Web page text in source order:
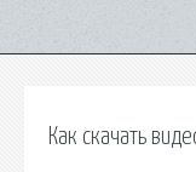
Как скачать